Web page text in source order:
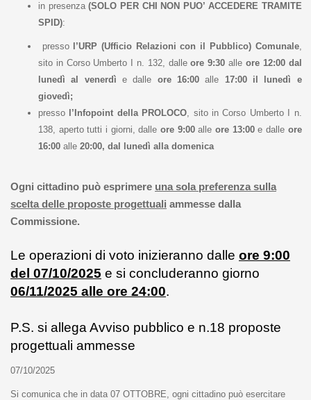
in presenza(SOLO PER CHI NON PUO’ ACCEDERE TRAMITE
SPID):
presso l’URP (Ufficio Relazioni con il Pubblico) Comunale,
sito in Corso Umberto I n. 132, dalleore 9:30alle ore 12:00 dal
lunedì al venerdì e dalle ore 16:00alle 17:00 il lunedì e
giovedì;
presso
l’Infopoint della PROLOCO, sito in Corso Umberto I n.
138, aperto tutti i giorni, dalle ore 9:00alle ore 13:00e dalleore
16:00 alle 20:00, dal lunedì alla domenica
Ogni cittadino può esprimere una sola preferenza sulla
scelta delle proposte progettuali ammesse dalla
Commissione.
Le operazioni di voto inizieranno dalle ore 9:00
del 07/10/2025 e si concluderanno giorno
06/11/2025 alle ore 24:00.
P.S. si allega Avviso pubblico e n.18 proposte
progettuali ammesse
07/10/2025
Si comunica che in data 07 OTTOBRE, ogni cittadino può esercitare